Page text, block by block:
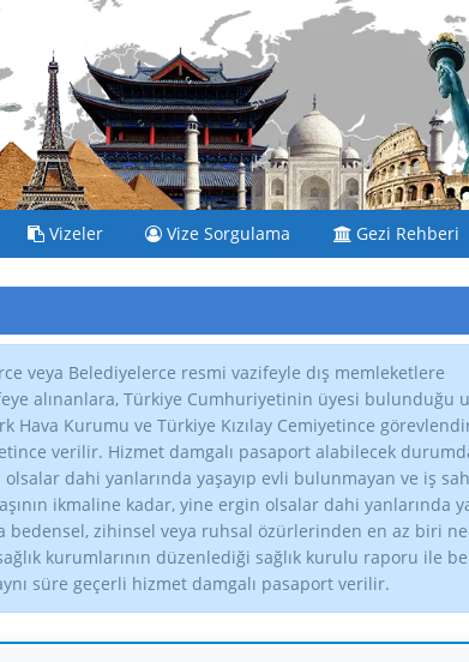
Vizeler Vize Sorgulama Gezi Rehberi
veya Belediyelerce resmi vazifeyle dış memleketlere
alınanlara, Türkiye Cumhuriyetinin üyesi bulunduğu
Hava Kurumu ve Türkiye Kızılay Cemiyetince
verilir. Hizmet damgalı pasaport alabilecek
dahi yanlarında yaşayıp evli bulunmayan ve iş
ikmaline kadar, yine ergin olsalar dahi yanlarında
bedensel, zihinsel veya ruhsal özürlerinden en az biri
kurumlarının düzenlediği sağlık kurulu raporu ile
süre geçerli hizmet damgalı pasaport verilir.